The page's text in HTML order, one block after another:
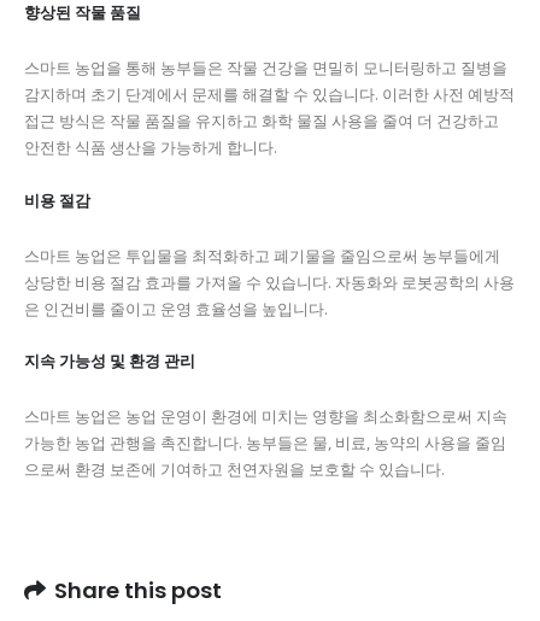
향상된 작물 품질
스마트 농업을 통해 농부들은 작물 건강을 면밀히 모니터링하고 질병을
감지하며 초기 단계에서 문제를 해결할 수 있습니다. 이러한 사전 예방적
접근 방식은 작물 품질을 유지하고 화학 물질 사용을 줄여 더 건강하고
안전한 식품 생산을 가능하게 합니다.
비용 절감
스마트 농업은 투입물을 최적화하고 폐기물을 줄임으로써 농부들에게
상당한 비용 절감 효과를 가져올 수 있습니다. 자동화와 로봇공학의 사용
은 인건비를 줄이고 운영 효율성을 높입니다.
지속 가능성 및 환경 관리
스마트 농업은 농업 운영이 환경에 미치는 영향을 최소화함으로써 지속
가능한 농업 관행을 촉진합니다. 농부들은 물, 비료, 농약의 사용을 줄임
으로써 환경 보존에 기여하고 천연자원을 보호할 수 있습니다.
Share this post